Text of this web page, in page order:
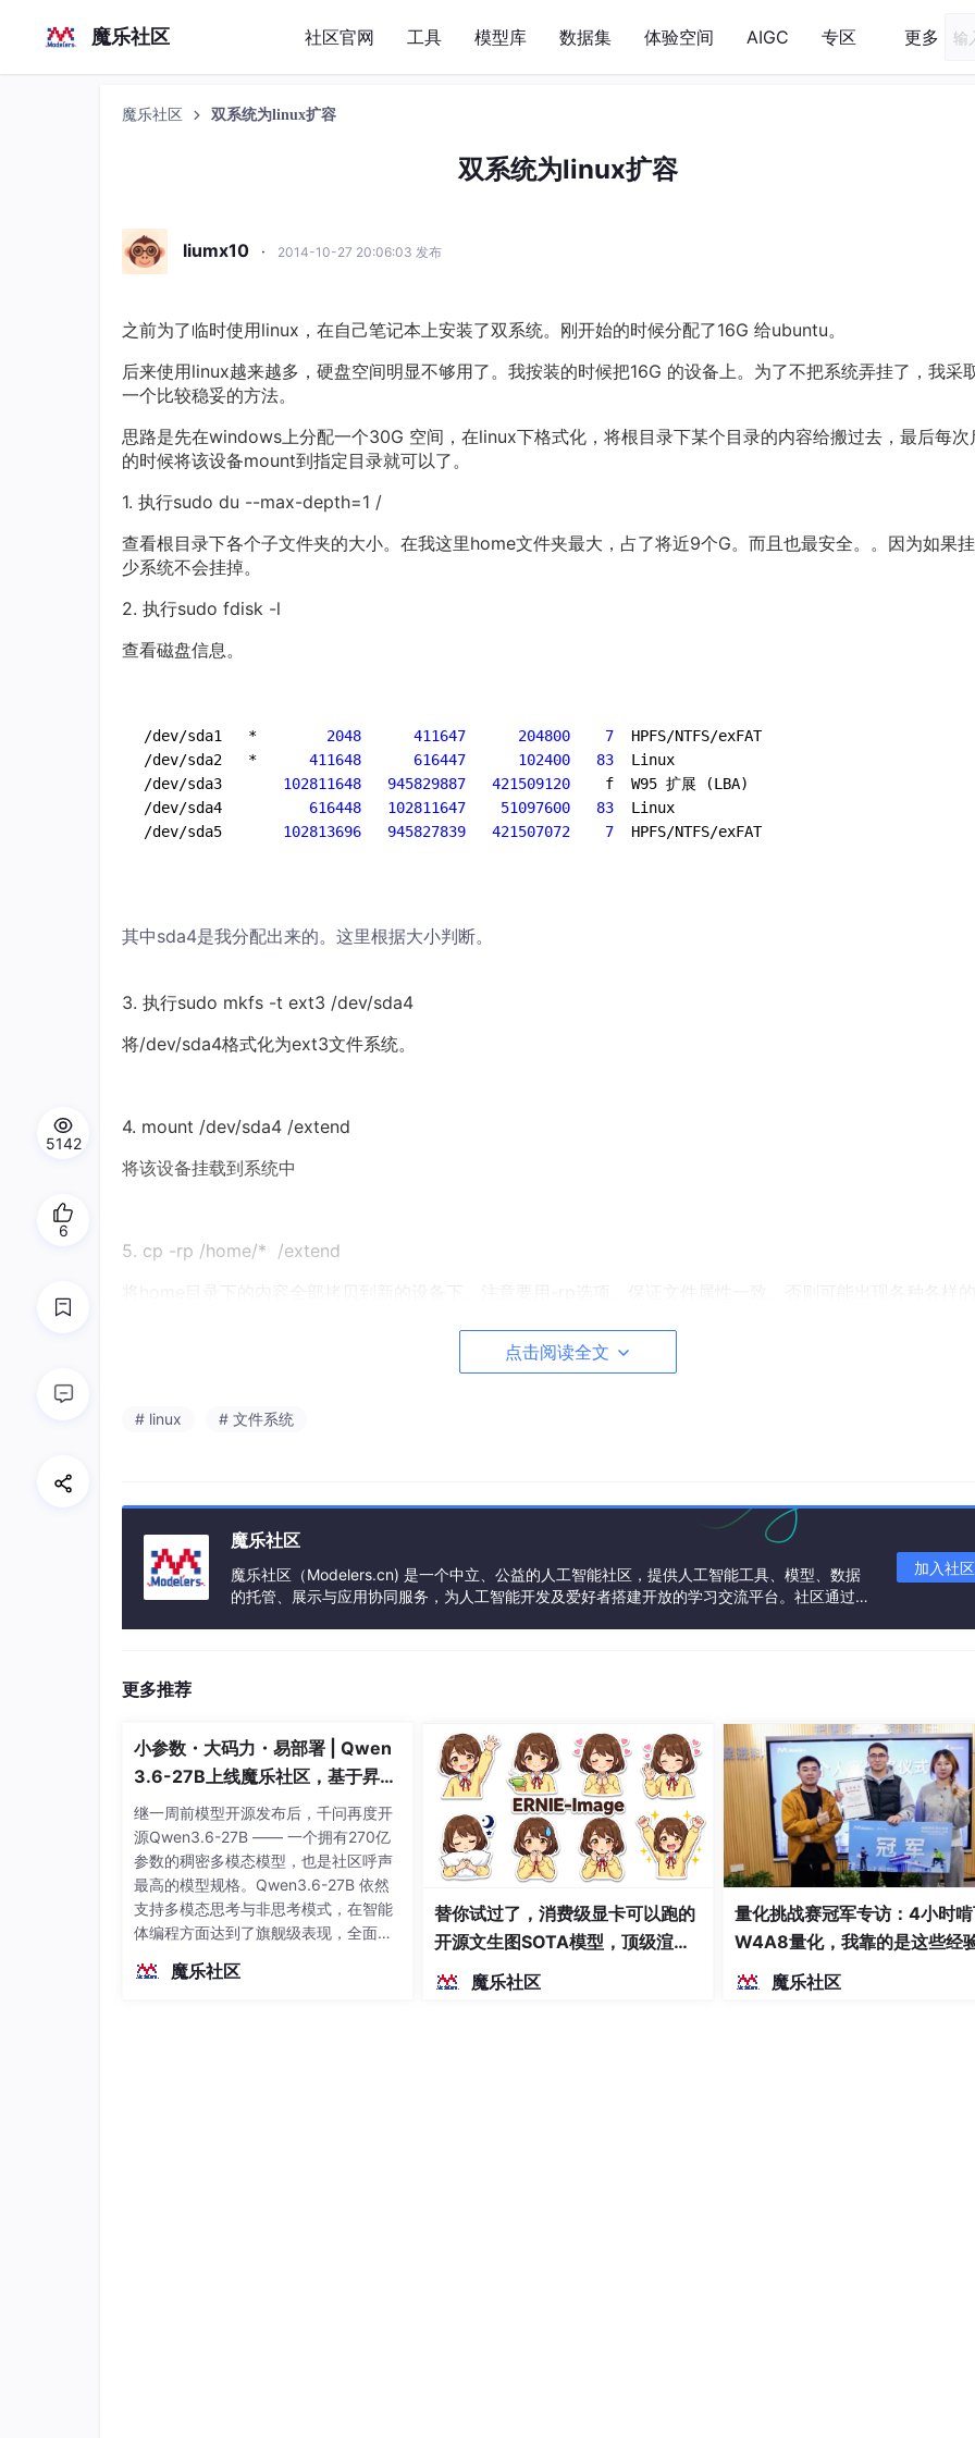
魔乐社区 社区官网 工具 模型库 数据集 体验空间 AIGC 专区 更多
魔乐社区 双系统为linux扩容
双系统为linux扩容
liumx10 · 2014-10-27 20:06:03 发布
之前为了临时使用linux，在自己笔记本上安装了双系统。刚开始的时候分配了16G 给ubuntu。
后来使用linux越来越多，硬盘空间明显不够用了。我按装的时候把16G 的设备上。为了不把系统弄挂了，我采
一个比较稳妥的方法。
思路是先在windows上分配一个30G 空间，在linux下格式化，将根目录下某个目录的内容给搬过去，最后每次
的时候将该设备mount到指定目录就可以了。
1. 执行sudo du --max-depth=1 /
查看根目录下各个子文件夹的大小。在我这里home文件夹最大，占了将近9个G。而且也最安全。。因为如果
少系统不会挂掉。
2. 执行sudo fdisk -l
查看磁盘信息。
/dev/sda1   * 2048 411647 204800 7
HPFS/NTFS/exFAT
/dev/sda2   *
411648 616447 102400 83
Linux
/dev/sda3
102811648 945829887 421509120
   f  W95 扩展 (LBA)
/dev/sda4
616448 102811647 51097600 83
Linux
/dev/sda5
102813696 945827839 421507072 7
其中sda4是我分配出来的。这里根据大小判断。
3. 执行sudo mkfs -t ext3 /dev/sda4
将/dev/sda4格式化为ext3文件系统。
4. mount /dev/sda4 /extend
将该设备挂载到系统中
5. cp -rp /home/* /extend
7. sudo rm -rf /home
可以看到新的设备已经mount到/home目录下了。
点击阅读全文
# linux # 文件系统
魔乐社区
魔乐社区（Modelers.cn) 是一个中立、公益的人工智能社区，提供人工智能工具、模型、数据
的托管、展示与应用协同服务，为人工智能开发及爱好者搭建开放的学习交流平台。社区通过理
加入社区
更多推荐
小参数・大码力・易部署 | Qwen
3.6-27B上线魔乐社区，基于昇腾
的部署教程来了
继一周前模型开源发布后，千问再度开
源Qwen3.6-27B —— 一个拥有270亿
参数的稠密多模态模型，也是社区呼声
最高的模型规格。Qwen3.6-27B 依然
支持多模态思考与非思考模式，在智能
体编程方面达到了旗舰级表现，全面超
（总参数397B / 激活参数17B的MoE模
魔乐社区
替你试过了，消费级显卡可以跑的
开源文生图SOTA模型，顶级渲
染、高密度文本绘图
魔乐社区
量化挑战赛冠军专访：4小时
W4A8量化，我靠的是这些经
魔乐社区
5142
6